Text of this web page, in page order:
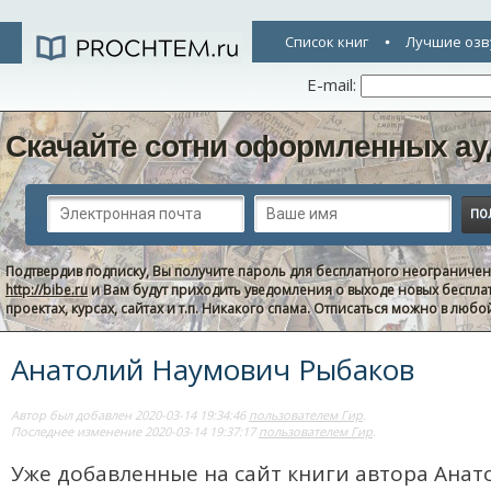
Список книг Лучшие
E-mail:
Скачайте сотни оформленных
Подтвердив подписку, Вы получите пароль для бесплатного
http://bibe.ruи Вам будут приходить уведомления о выходе новых
проектах, курсах, сайтах и т.п. Никакого спама. Отписаться можно в
Анатолий Наумович Рыбаков
Автор был добавлен 2020-03-14 19:34:46 пользователем Гир.
Последнее изменение 2020-03-14 19:37:17пользователем Гир.
Уже добавленные на сайт книги автора